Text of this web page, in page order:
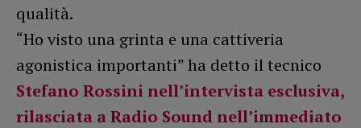
qualità.
“Ho visto una grinta e una cattiveria
agonistica importanti” ha detto il tecnico
Stefano Rossini nell’intervista esclusiva,
rilasciata a Radio Sound nell’immediato